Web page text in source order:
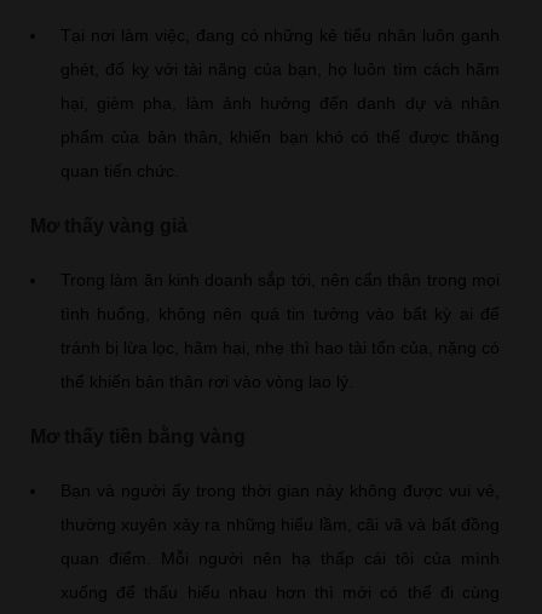
Tại nơi làm việc, đang có những kẻ tiểu nhân luôn ganh
ghét, đố kỵ với tài năng của bạn, họ luôn tìm cách hãm
hại, gièm pha, làm ảnh hưởng đến danh dự và nhân
phẩm của bản thân, khiến bạn khó có thể được thăng
quan tiến chức.
Trong làm ăn kinh doanh sắp tới, nên cẩn thận trong mọi
tình huống, không nên quá tin tưởng vào bất kỳ ai để
tránh bị lừa lọc, hãm hại, nhẹ thì hao tài tốn của, nặng có
thể khiến bản thân rơi vào vòng lao lý.
Bạn và người ấy trong thời gian này không được vui vẻ,
thường xuyên xảy ra những hiểu lầm, cãi vã và bất đồng
quan điểm. Mỗi người nên hạ thấp cái tôi của mình
xuống để thấu hiểu nhau hơn thì mới có thể đi cùng